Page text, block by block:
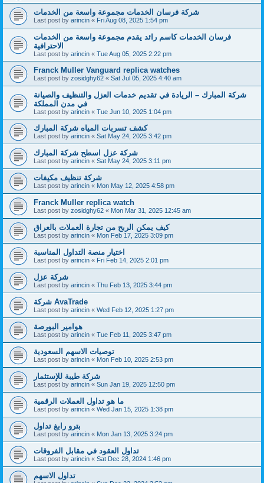
شركة فرسان الخدمات مجموعة واسعة من الخدمات
Last post by arincin « Fri Aug 08, 2025 1:54 pm
فرسان الخدمات كاسم رائد يقدم مجموعة واسعة من الخدمات
الاحترافية
Last post by arincin « Tue Aug 05, 2025 2:22 pm
Franck Muller Vanguard replica watches
Last post by zosidghy62 « Sat Jul 05, 2025 4:40 am
شركة المبارك – الريادة في تقديم خدمات العزل والتنظيف والصيانة
في مدن المملكة
Last post by arincin « Tue Jun 10, 2025 1:04 pm
كشف تسربات المياه شركة المبارك
Last post by arincin « Sat May 24, 2025 3:42 pm
شركة عزل اسطح شركة المبارك
Last post by arincin « Sat May 24, 2025 3:11 pm
شركة تنظيف مكيفات
Last post by arincin « Mon May 12, 2025 4:58 pm
Franck Muller replica watch
Last post by zosidghy62 « Mon Mar 31, 2025 12:45 am
كيف يمكن الربح من تجارة العملات بالعراق
Last post by arincin « Mon Feb 17, 2025 3:09 pm
اختيار منصة التداول المناسبة
Last post by arincin « Fri Feb 14, 2025 2:01 pm
شركة عزل
Last post by arincin « Thu Feb 13, 2025 3:44 pm
شركة AvaTrade
Last post by arincin « Wed Feb 12, 2025 1:27 pm
هوامير البورصة
Last post by arincin « Tue Feb 11, 2025 3:47 pm
توصيات الاسهم السعودية
Last post by arincin « Mon Feb 10, 2025 2:53 pm
شركة طيبة للإستثمار
Last post by arincin « Sun Jan 19, 2025 12:50 pm
ما هو تداول العملات الرقمية
Last post by arincin « Wed Jan 15, 2025 1:38 pm
بترو رابغ تداول
Last post by arincin « Mon Jan 13, 2025 3:24 pm
تداول العقود في مقابل الفروقات
Last post by arincin « Sat Dec 28, 2024 1:46 pm
تداول الاسهم